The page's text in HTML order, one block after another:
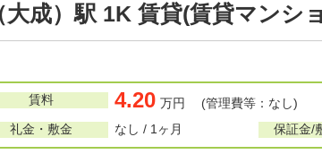
成）駅 1K 賃貸(賃貸マンシ
賃料 4.20 万円 (管理費等：なし)
礼金・敷金
なし / 1ヶ月 保証金/